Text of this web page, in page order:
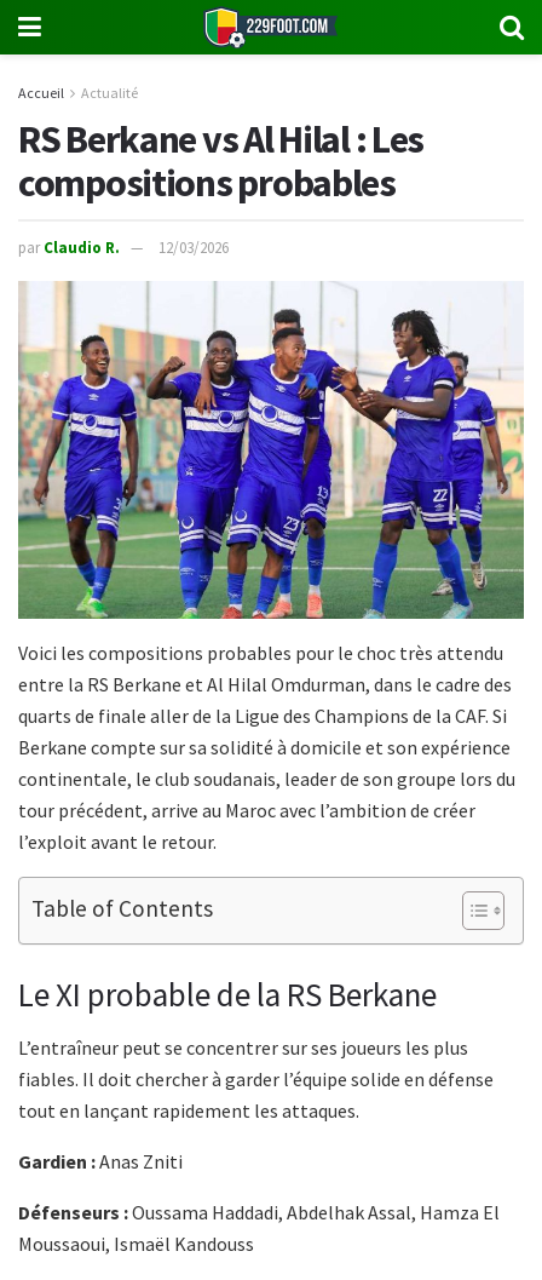
Accueil Actualité
RS Berkane vs Al Hilal : Les
compositions probables
par Claudio R. 12/03/2026
Voici les compositions probables pour le choc très attendu
entre la RS Berkane et Al Hilal Omdurman, dans le cadre des
quarts de finale aller de la Ligue des Champions de la CAF. Si
Berkane compte sur sa solidité à domicile et son expérience
continentale, le club soudanais, leader de son groupe lors du
tour précédent, arrive au Maroc avec l’ambition de créer
l’exploit avant le retour.
Table of Contents
Le XI probable de la RS Berkane
L’entraîneur peut se concentrer sur ses joueurs les plus
fiables. Il doit chercher à garder l’équipe solide en défense
tout en lançant rapidement les attaques.
Gardien :Anas Zniti
Défenseurs :Oussama Haddadi, Abdelhak Assal, Hamza El
Moussaoui, Ismaël Kandouss